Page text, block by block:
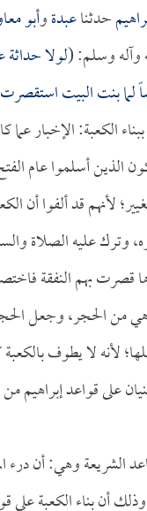
حدثناعبدةوأبو
وآله وسلم: (لولا
لما بنت البيت استقصرت
الكعبة: الإخبار
الذين أسلموا
لأنهم قد ألفوا أن
وترك عليه الصلاة
قصرت بهم النفقة
من الحجر، وجعل
لأنه لا يطوف
على قواعد
الشريعة وهي: أن
أن بناء الكعبة